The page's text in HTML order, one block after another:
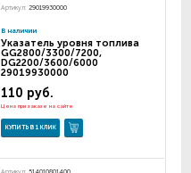
Артикул: 29019930000
В наличии
Указатель уровня топлива
GG2800/3300/7200,
DG2200/3600/6000
29019930000
110 руб.
Цена при заказе на сайте
КУПИТЬ В 1 КЛИК